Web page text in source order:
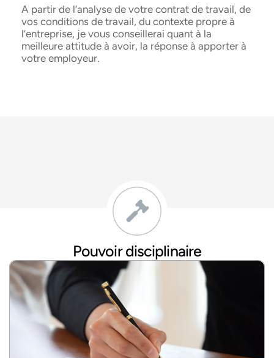
A partir de l’analyse de votre contrat de travail, de
vos conditions de travail, du contexte propre à
l’entreprise, je vous conseillerai quant à la
meilleure attitude à avoir, la réponse à apporter à
votre employeur.
Pouvoir disciplinaire